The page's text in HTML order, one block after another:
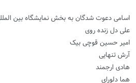
اسامی دعوت شدگان به بخش نمایشگاه بین
علی دل زنده روی
امیر حسین قوچی بیک
آرش تنهایی
هادی ارجمند
هما دلورای